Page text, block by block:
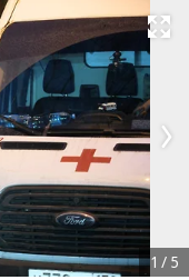
Развернуть
1 / 5